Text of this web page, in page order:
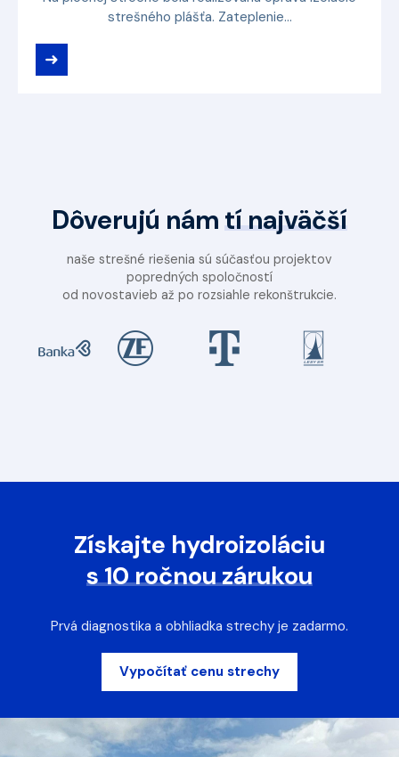
strešného plášťa. Zateplenie...
➜
Dôverujú námtí najväčší
naše strešné riešenia sú súčasťou projektov
popredných spoločností
od novostavieb až po rozsiahle rekonštrukcie.
Získajte hydroizoláciu
s 10 ročnou zárukou
Prvá diagnostika a obhliadka strechy je zadarmo.
Vypočítať cenu strechy